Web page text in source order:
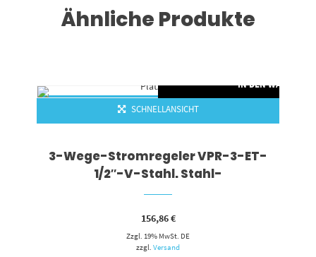
Ähnliche Produkte
IN DEN
SCHNELLANSICHT
3-Wege-Stromregeler VPR-3-ET-
1/2″-V-Stahl. Stahl-
156,86€
Zzgl. 19% MwSt. DE
zzgl.Versand